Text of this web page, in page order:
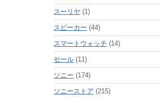
スーリヤ (1)
スピーカー (44)
スマートウォッチ (14)
セール(11)
ソニー (174)
ソニーストア (215)